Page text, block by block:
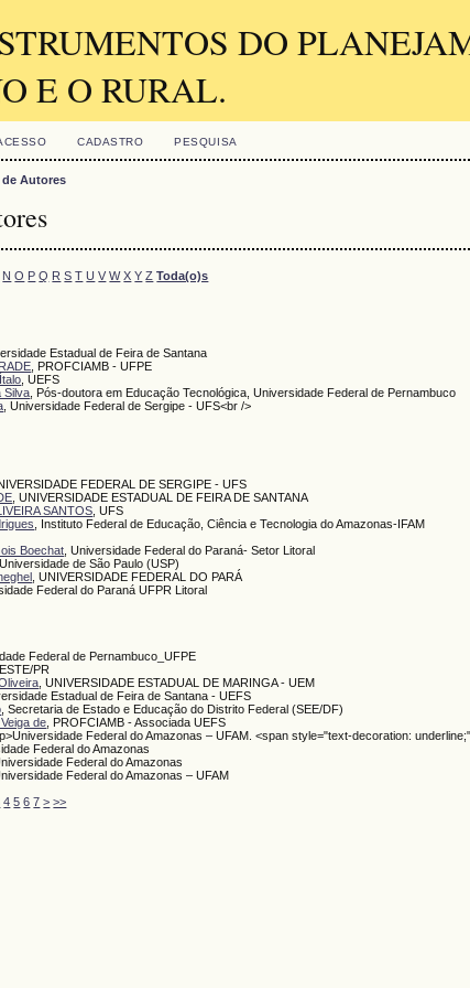
DO
E O RURAL.
CADASTRO PESQUISA
de Autores
N O P Q R S T U V W X Y Z Toda(o)s
Estadual de Feira de Santana
, PROFCIAMB - UFPE
, UEFS
Silva , Pós-doutora em Educação Tecnológica, Universidade Federal de Pernambuco
, Universidade Federal de Sergipe - UFS<br />
FEDERAL DE SERGIPE - UFS
, UNIVERSIDADE ESTADUAL DE FEIRA DE SANTANA
SANTOS, UFS
, Instituto Federal de Educação, Ciência e Tecnologia do Amazonas-IFAM
Boechat, Universidade Federal do Paraná- Setor Litoral
de São Paulo (USP)
, UNIVERSIDADE FEDERAL DO PARÁ
Federal do Paraná UFPR Litoral
Federal de Pernambuco_UFPE
PR
, UNIVERSIDADE ESTADUAL DE MARINGA - UEM
Estadual de Feira de Santana - UEFS
, Secretaria de Estado e Educação do Distrito Federal (SEE/DF)
de , PROFCIAMB - Associada UEFS
Federal do Amazonas – UFAM. <span style="text-decoration:
Federal do Amazonas
Federal do Amazonas
Federal do Amazonas – UFAM
4 5 6 7 > >>